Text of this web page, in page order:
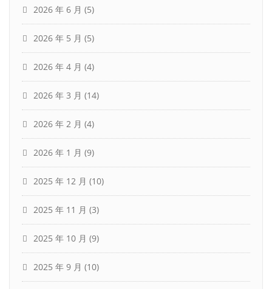
2026 年 6 月 (5)
2026 年 5 月 (5)
2026 年 4 月 (4)
2026 年 3 月 (14)
2026 年 2 月 (4)
2026 年 1 月 (9)
2025 年 12 月 (10)
2025 年 11 月 (3)
2025 年 10 月 (9)
2025 年 9 月 (10)